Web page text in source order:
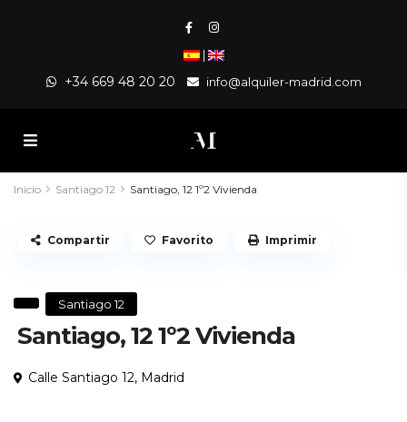
|
+34 669 48 20 20 info@alquiler-madrid.com
Inicio Santiago 12 Santiago, 12 1º2 Vivienda
Santiago 12
Santiago, 12 1º2 Vivienda
Calle Santiago 12, Madrid
Compartir Favorito Imprimir